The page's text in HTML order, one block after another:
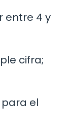
entre 4 y
cifra;
el